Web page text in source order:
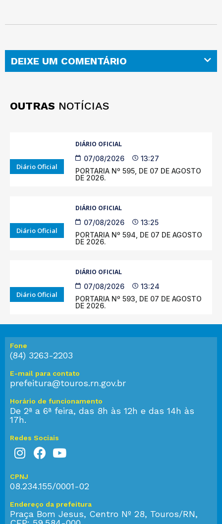
DEIXE UM COMENTÁRIO
OUTRAS NOTÍCIAS
Diário Oficial
DIÁRIO OFICIAL
07/08/2026
13:27
PORTARIA Nº 595, DE 07 DE AGOSTO
DE 2026.
Diário Oficial
DIÁRIO OFICIAL
07/08/2026
13:25
PORTARIA Nº 594, DE 07 DE AGOSTO
DE 2026.
Diário Oficial
DIÁRIO OFICIAL
07/08/2026
13:24
PORTARIA Nº 593, DE 07 DE AGOSTO
DE 2026.
Fone
(84) 3263-2203
E-mail para contato
prefeitura@touros.rn.gov.br
Horário de funcionamento
De 2ª a 6ª feira, das 8h às 12h e das 14h às
17h.
Redes Sociais
CPNJ
08.234.155/0001-02
Endereço da prefeitura
Praça Bom Jesus, Centro Nº 28, Touros/RN,